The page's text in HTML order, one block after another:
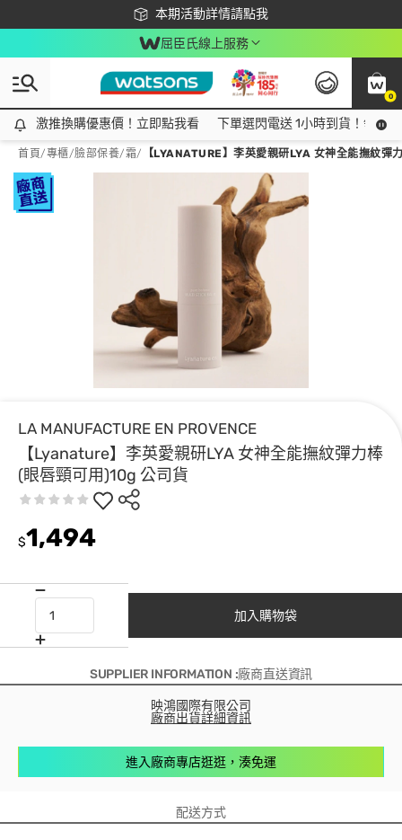
本期活動詳情請點我
下載app最高回饋$350
屈臣氏線上服務
0
激推換購優惠價！立即點我看
激推換購優惠價！立即點我看 下單選閃電送 1小時到貨！領神
首頁/專櫃/臉部保養/霜/ 【LYANATURE】李英愛親研LYA 女神全能撫紋彈
LA MANUFACTURE EN PROVENCE
【Lyanature】李英愛親研LYA 女神全能撫紋彈力棒
(眼唇頸可用)10g 公司貨
$1,494
加入購物袋
SUPPLIER INFORMATION :廠商直送資訊
映鴻國際有限公司
廠商出貨詳細資訊
進入廠商專店逛逛，湊免運
配送方式